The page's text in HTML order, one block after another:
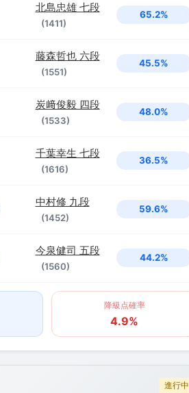
北島忠雄 七段
(1411)
65.2%
藤森哲也 六段
(1551)
45.5%
炭﨑俊毅 四段
(1533)
48.0%
千葉幸生 七段
(1616)
36.5%
中村修 九段
(1452)
59.6%
今泉健司 五段
(1560)
44.2%
降級点確率
4.9%
進行中